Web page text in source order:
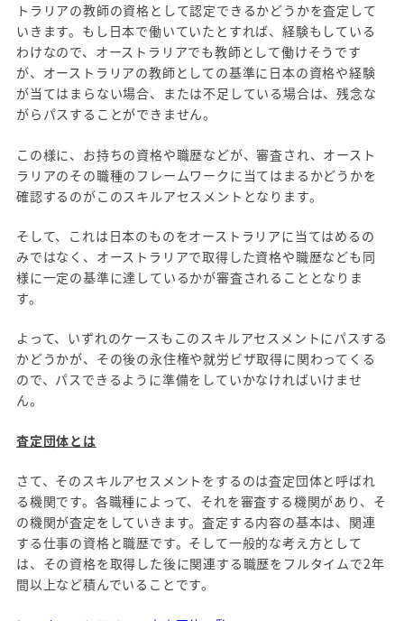
トラリアの教師の資格として認定できるかどうかを査定して
いきます。もし日本で働いていたとすれば、経験もしている
わけなので、オーストラリアでも教師として働けそうです
が、オーストラリアの教師としての基準に日本の資格や経験
が当てはまらない場合、または不足している場合は、残念な
がらパスすることができません。
この様に、お持ちの資格や職歴などが、審査され、オースト
ラリアのその職種のフレームワークに当てはまるかどうかを
確認するのがこのスキルアセスメントとなります。
そして、これは日本のものをオーストラリアに当てはめるの
みではなく、オーストラリアで取得した資格や職歴なども同
様に一定の基準に達しているかが審査されることとなりま
す。
よって、いずれのケースもこのスキルアセスメントにパスする
かどうかが、その後の永住権や就労ビザ取得に関わってくる
ので、パスできるように準備をしていかなければいけませ
ん。
査定団体とは
さて、そのスキルアセスメントをするのは査定団体と呼ばれ
る機関です。各職種によって、それを審査する機関があり、そ
の機関が査定をしていきます。査定する内容の基本は、関連
する仕事の資格と職歴です。そして一般的な考え方として
は、その資格を取得した後に関連する職歴をフルタイムで2年
間以上など積んでいることです。